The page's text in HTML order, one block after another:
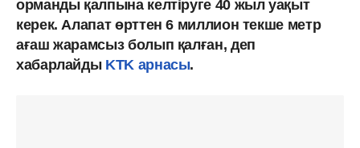
орманды қалпына келтіруге 40 жыл уақыт
керек. Алапат өрттен 6 миллион текше метр
ағаш жарамсыз болып қалған, деп
хабарлайды KTK арнасы.